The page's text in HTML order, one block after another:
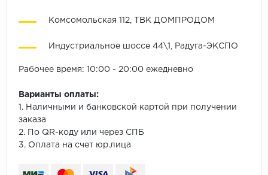
Комсомольская 112, ТВК ДОМПРОДОМ
Индустриальное шоссе 44\1, Радуга-ЭКСПО
Рабочее время: 10:00 - 20:00 ежедневно
Варианты оплаты:
1. Наличными и банковской картой при получении
заказа
2. По QR-коду или через СПБ
3. Оплата на счет юр.лица